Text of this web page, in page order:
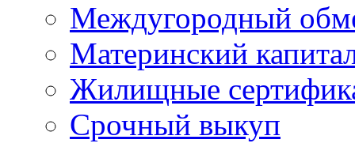
Междугородный
Материнский
Жилищные
Срочный выкуп